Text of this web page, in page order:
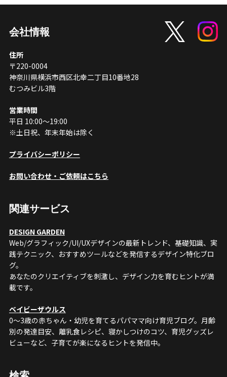
の
ペ
ー
ジ
送
り
会社情報
住所
〒220-0004
神奈川県横浜市西区北幸二丁目10番地28
むつみビル3階
営業時間
平日 10:00〜19:00
※土日祝、年末年始は除く
プライバシーポリシー
お問い合わせ・ご依頼はこちら
関連サービス
DESIGN GARDEN
Web/グラフィック/UI/UXデザインの最新トレンド、基礎知識、実
践テクニック、おすすめツールなどを発信するデザイン特化ブロ
グ。
あなたのクリエイティブを刺激し、デザイン力を育むヒントが満
載です。
ベイビーザウルス
0〜3歳の赤ちゃん・幼児を育てるパパママ向け育児ブログ。月齢
別の発達目安、離乳食レシピ、寝かしつけのコツ、育児グッズレ
ビューなど、子育てが楽になるヒントを発信中。